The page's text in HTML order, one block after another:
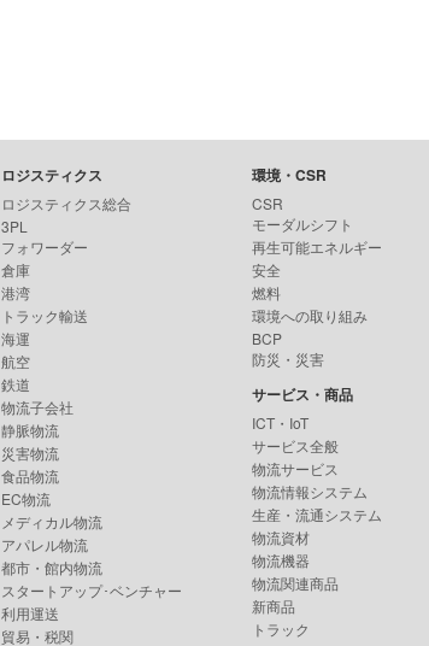
ロジスティクス
ロジスティクス総合
3PL
フォワーダー
倉庫
港湾
トラック輸送
海運
航空
鉄道
物流子会社
静脈物流
災害物流
食品物流
EC物流
メディカル物流
アパレル物流
都市・館内物流
スタートアップ･ベンチャー
利用運送
貿易・税関
環境・CSR
CSR
モーダルシフト
再生可能エネルギー
安全
燃料
環境への取り組み
BCP
防災・災害
サービス・商品
ICT・IoT
サービス全般
物流サービス
物流情報システム
生産・流通システム
物流資材
物流機器
物流関連商品
新商品
トラック